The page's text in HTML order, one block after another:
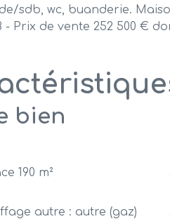
sdb, wc, buanderie.
- Prix de vente 252 500 €
bien
190 m²
autre : autre (gaz)